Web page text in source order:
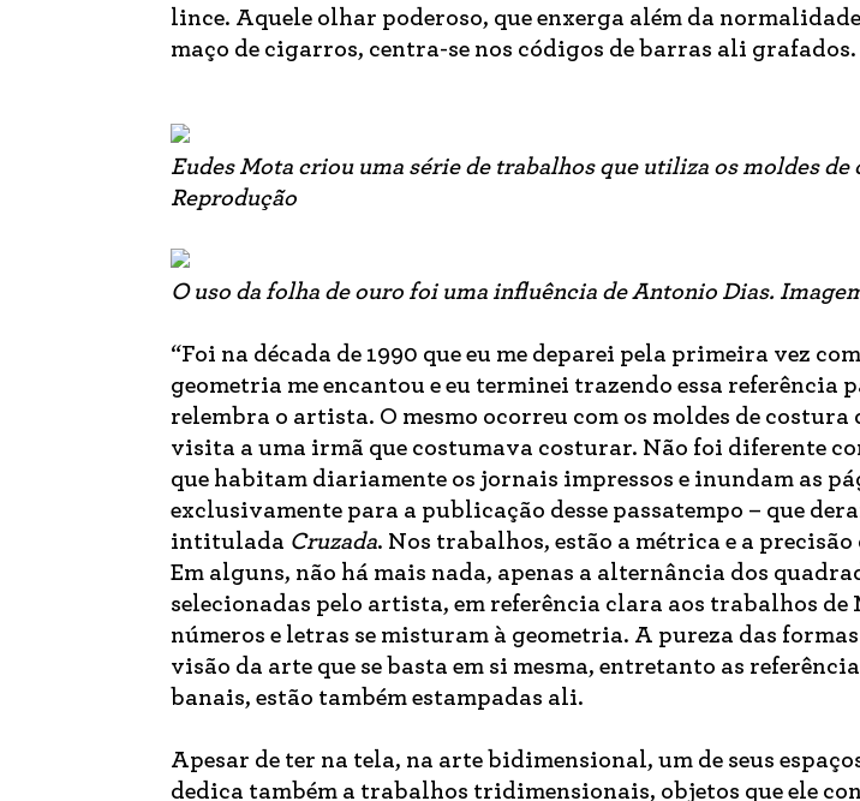
lince. Aquele olhar poderoso, que enxerga além da
maço de cigarros, centra-se nos códigos de barras ali grafados.
Eudes Mota criou uma série de trabalhos que utiliza os moldes de
Reprodução
O uso da folha de ouro foi uma influência de Antonio Dias.
“Foi na década de 1990 que eu me deparei pela primeira vez
geometria me encantou e eu terminei trazendo essa referência
relembra o artista. O mesmo ocorreu com os moldes de
visita a uma irmã que costumava costurar. Não foi diferente
que habitam diariamente os jornais impressos e inundam as
exclusivamente para a publicação desse passatempo – que
intitulada Cruzada. Nos trabalhos, estão a métrica e a
Em alguns, não há mais nada, apenas a alternância dos
selecionadas pelo artista, em referência clara aos trabalhos de
números e letras se misturam à geometria. A pureza das formas
visão da arte que se basta em si mesma, entretanto as
banais, estão também estampadas ali.
Apesar de ter na tela, na arte bidimensional, um de seus
dedica também a trabalhos tridimensionais, objetos que ele